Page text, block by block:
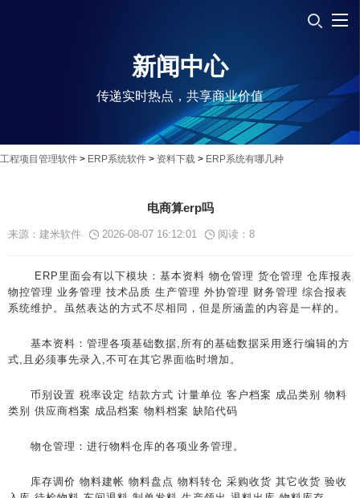
新闻中心
传递实时热点，共享商业价值
工程项目管理软件 > ERP系统软件 > 资料下载 > ERP系统有哪几种
电商算erp吗
来源：建米软件 2026-08-07 16:12:01 阅读： 8
ERP里面会有以下模块：基本资料 物仓管理 货仓管理 仓库报表
物控管理 业务管理 技术品质 生产管理 外协管理 财务管理 综合报表
系统维护。虽然表达的方式不尽相同，但是所涵盖的内容是一样的。
基本资料：管理各项基础数据,所有的基础数据采用逐行编辑的方
式,且必须事先录入,不可在其它界面临时增加。
币别设置 税率设定 结款方式 计量单位 客户档案 成品类别 物料
类别 供应商档案 成品档案 物料档案 缺陷代码
物仓管理：进行物料仓库的各项业务管理。
库存调价 物料建帐 物料盘点 物料转仓 采购收货 其它收货 验收